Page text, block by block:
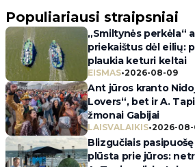
Populiariausi straipsniai
„Smiltynės perkėla“
priekaištus dėl eilių:
plaukia keturi keltai
EISMAS•2026-08-09
Ant jūros kranto
Lovers“, bet ir A.
žmonai Gabijai
LAISVALAIKIS•2026-
Blizgučiais
plūsta prie jūros: